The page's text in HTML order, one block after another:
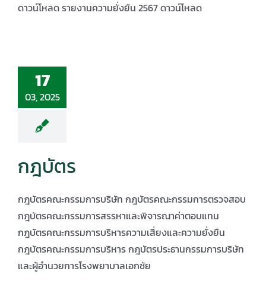
ดาวน์โหลด รายงานความยั่งยืน 2567 ดาวน์โหลด
17
03, 2025
กฎบัตร
กฎบัตรคณะกรรมการบริษัท กฎบัตรคณะกรรมการตรวจสอบ
กฎบัตรคณะกรรมการสรรหาและพิจารณาค่าตอบแทน
กฎบัตรคณะกรรมการบริหารความเสี่ยงและความยั่งยืน
กฎบัตรคณะกรรมการบริหาร กฎบัตรประธานกรรมการบริษัท
และผู้อำนวยการโรงพยาบาลเอกชัย